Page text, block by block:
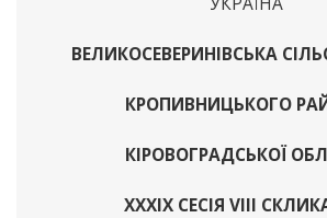
ВЕЛИКОСЕВЕРИНІВСЬКА
КРОПИВНИЦЬКОГО
КІРОВОГРАДСЬКОЇ
ХХХІХ СЕСІЯ VІІІ